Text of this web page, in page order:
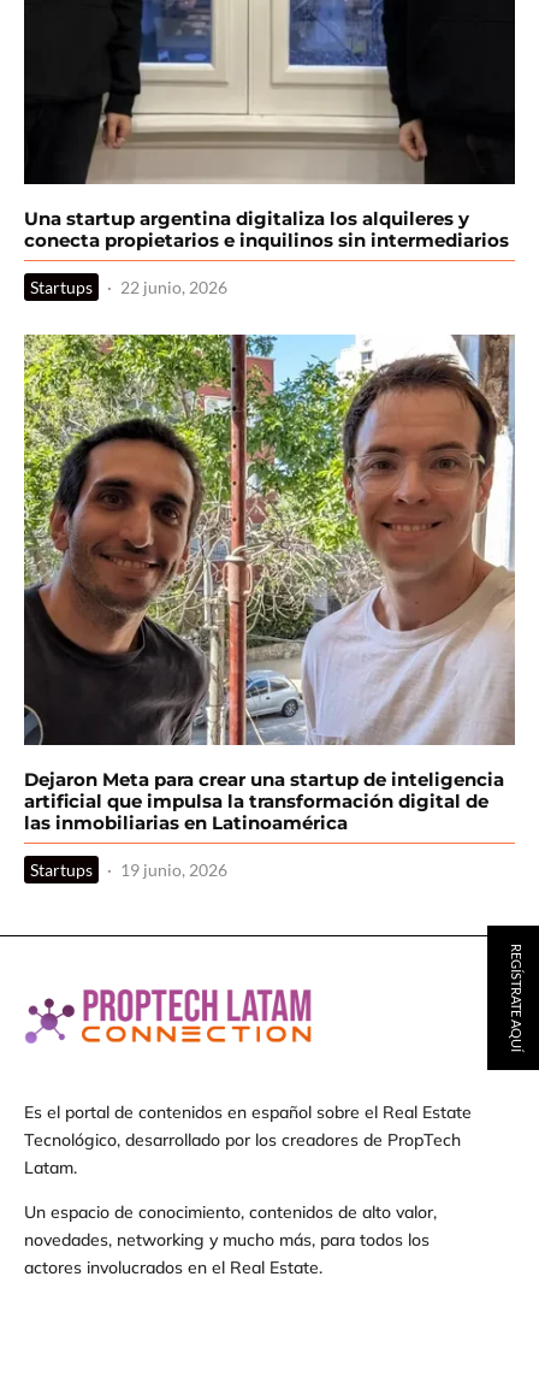
Una startup argentina digitaliza los alquileres y
conecta propietarios e inquilinos sin intermediarios
Startups · 22 junio, 2026
Dejaron Meta para crear una startup de inteligencia
artificial que impulsa la transformación digital de
las inmobiliarias en Latinoamérica
Startups · 19 junio, 2026
Es el portal de contenidos en español sobre el Real Estate
Tecnológico, desarrollado por los creadores de PropTech
Latam.
Un espacio de conocimiento, contenidos de alto valor,
novedades, networking y mucho más, para todos los
actores involucrados en el Real Estate.
REGÍSTRATE AQUÍ